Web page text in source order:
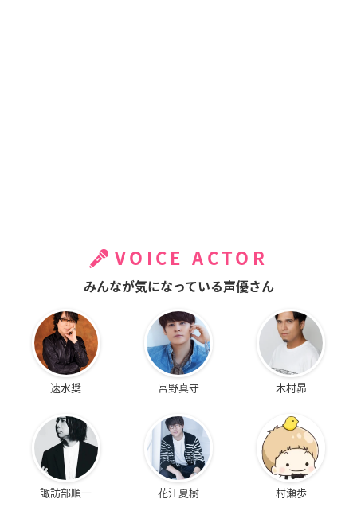
VOICE ACTOR
みんなが気になっている声優さん
速水奨 宮野真守 木村昴
諏訪部順一 花江夏樹 村瀬歩